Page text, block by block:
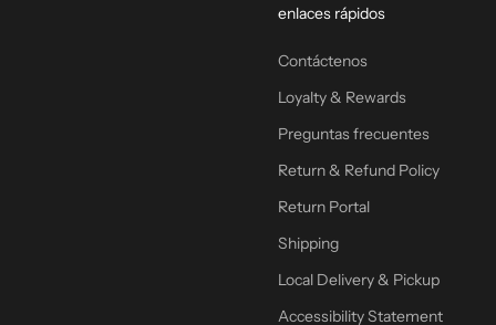
enlaces rápidos
Contáctenos
Loyalty & Rewards
Preguntas frecuentes
Return & Refund Policy
Return Portal
Shipping
Local Delivery & Pickup
Accessibility Statement